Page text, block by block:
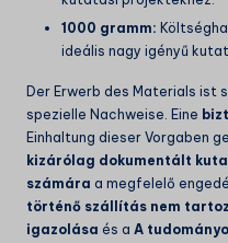
1000 gramm:
ideális nagy igényű
Der Erwerb des Materials
spezielle Nachweise. Eine
Einhaltung dieser Vorgaben
kizárólag dokumentált
számára a megfelelő
történő szállítás nem
igazolása és a A